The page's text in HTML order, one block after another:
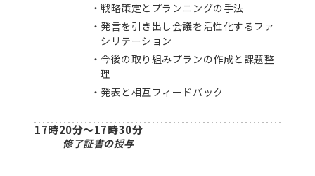
戦略策定とプランニングの手法
発言を引き出し会議を活性化するファ
シリテーション
今後の取り組みプランの作成と課題整
理
発表と相互フィードバック
17時20分～17時30分
修了証書の授与